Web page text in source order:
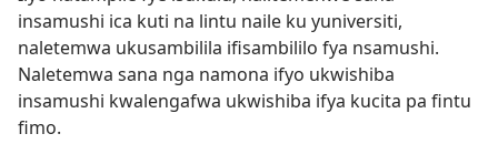
insamushi ica kuti na lintu naile ku yuniversiti,
naletemwa ukusambilila ifisambililo fya nsamushi.
Naletemwa sana nga namona ifyo ukwishiba
insamushi kwalengafwa ukwishiba ifya kucita pa fintu
fimo.